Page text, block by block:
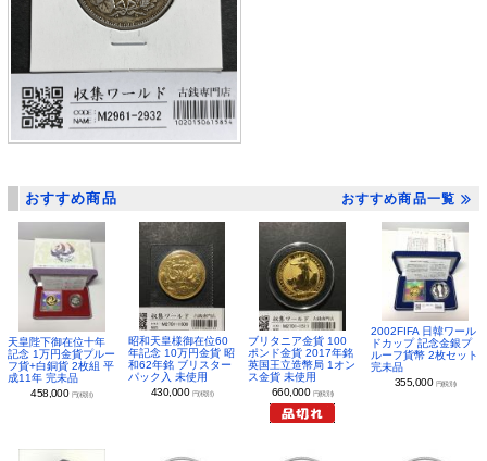
おすすめ商品 おすすめ商品一覧
天皇陛下御在位十年
記念 1万円金貨プルー
フ貨+白銅貨 2枚組 平
成11年 完未品
458,000 円(税別)
昭和天皇様御在位60
年記念 10万円金貨 昭
和62年銘 ブリスター
パック入 未使用
430,000 円(税別)
ブリタニア金貨 100
ポンド金貨 2017年銘
英国王立造幣局 1オン
ス金貨 未使用
660,000 円(税別)
2002FIFA 日韓ワール
ドカップ 記念金銀プ
ルーフ貨幣 2枚セット
完未品
355,000 円(税別)